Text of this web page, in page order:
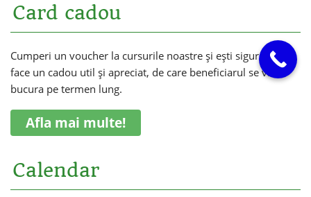
Card cadou
Cumperi un voucher la cursurile noastre și ești sigur că vei
face un cadou util și apreciat, de care beneficiarul se va
bucura pe termen lung.
Afla mai multe!
Calendar